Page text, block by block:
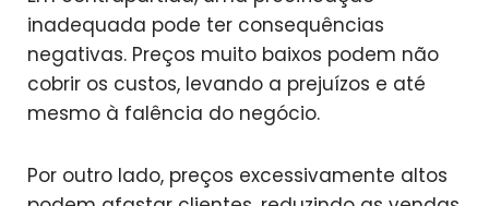
inadequada pode ter consequências
negativas. Preços muito baixos podem não
cobrir os custos, levando a prejuízos e até
mesmo à falência do negócio.
Por outro lado, preços excessivamente altos